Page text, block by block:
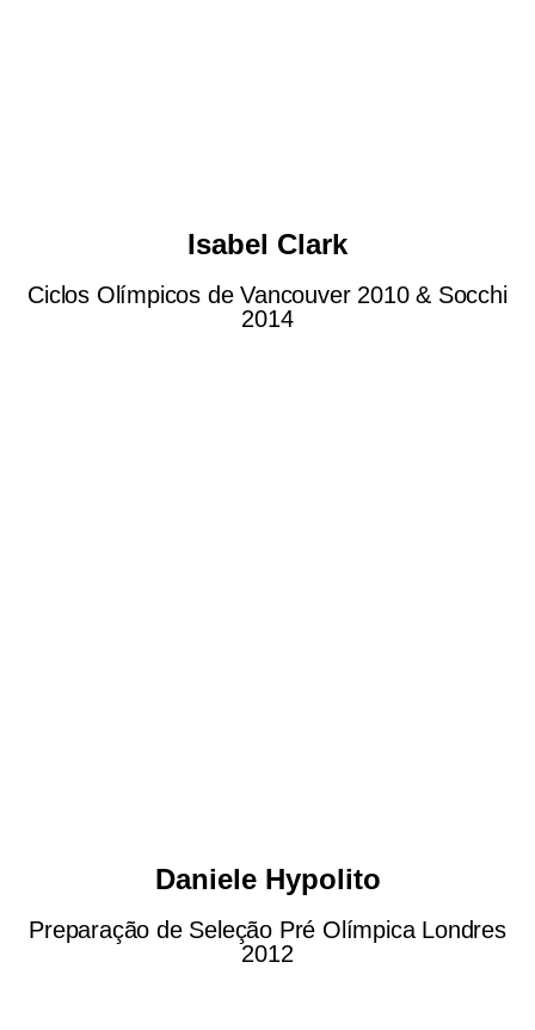
Isabel Clark
Ciclos Olímpicos de Vancouver 2010 & Socchi
2014
Daniele Hypolito
Preparação de Seleção Pré Olímpica Londres
2012